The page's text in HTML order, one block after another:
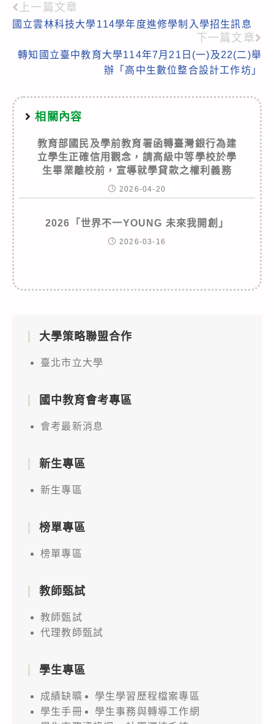
Read
more
articles
上一篇文章
國立雲林科技大學114學年度進修學制入學招生訊息
下一篇文章
轉知國立臺中教育大學114年7月21日(一)及22(二)舉
辦「高中生數位整合設計工作坊」
相關內容
教育部國民及學前教育署函轉臺灣銀行為建
立學生正確信用觀念，請高級中等學校於學
生畢業離校前，宣導就學貸款之權利義務
2026-04-20
2026「世界不一YOUNG 未來我開創」
2026-03-16
大學策略聯盟合作
臺北市立大學
國中教育會考專區
會考最新消息
新生專區
新生專區
榜單專區
榜單專區
教師甄試
教師甄試
代理教師甄試
學生專區
成績缺曠
學生學習歷程檔案專區
學生手冊
學生事務與轉導工作網